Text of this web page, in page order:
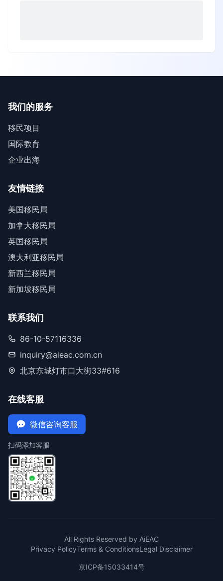
我们的服务
移民项目
国际教育
企业出海
友情链接
美国移民局
加拿大移民局
英国移民局
澳大利亚移民局
新西兰移民局
新加坡移民局
联系我们
86-10-57116336
inquiry@aieac.com.cn
北京东城灯市口大街33#616
在线客服
微信咨询客服
扫码添加客服
All Rights Reserved by AiEAC
Privacy PolicyTerms & ConditionsLegal Disclaimer
京ICP备15033414号